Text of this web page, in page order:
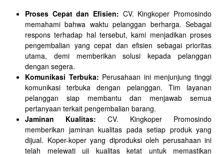
Proses Cepat dan Efisien: CV. Kingkoper Promosindo
memahami bahwa waktu pelanggan berharga. Sebagai
respons terhadap hal tersebut, kami menjadikan proses
pengembalian yang cepat dan efisien sebagai prioritas
utama, demi memberikan solusi kepada pelanggan
dengan segera.
Komunikasi Terbuka: Perusahaan ini menjunjung tinggi
komunikasi terbuka dengan pelanggan. Tim layanan
pelanggan siap membantu dan menjawab semua
pertanyaan terkait pengembalian barang.
Jaminan Kualitas: CV. Kingkoper Promosindo
memberikan jaminan kualitas pada setiap produk yang
dijual. Koper-koper yang diproduksi oleh perusahaan ini
telah melewati uji kualitas ketat untuk memastikan